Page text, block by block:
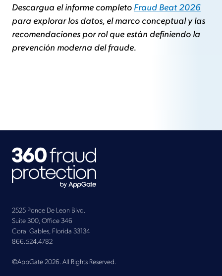
Descargua el informe completo Fraud Beat 2026
para explorar los datos, el marco conceptual y las
recomendaciones por rol que están definiendo la
prevención moderna del fraude.
2525 Ponce De Leon Blvd.
Suite 300, Office 346
Coral Gables, Florida 33134
866.524.4782
©AppGate 2026. All Rights Reserved.